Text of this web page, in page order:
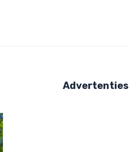
Advertenties